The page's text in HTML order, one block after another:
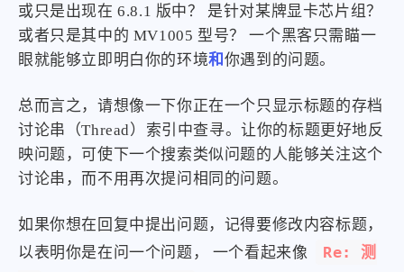
或只是出现在 6.8.1 版中？ 是针对某牌显卡芯片组？
或者只是其中的 MV1005 型号？ 一个黑客只需瞄一
眼就能够立即明白你的环境和 你遇到的问题。
总而言之，请想像一下你正在一个只显示标题的存档
讨论串（Thread）索引中查寻。让你的标题更好地反
映问题，可使下一个搜索类似问题的人能够关注这个
讨论串，而不用再次提问相同的问题。
如果你想在回复中提出问题，记得要修改内容标题，
以表明你是在问一个问题， 一个看起来像
Re: 测